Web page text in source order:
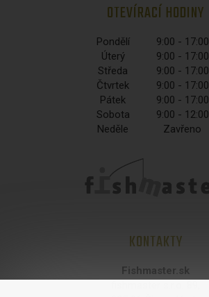
OTEVÍRACÍ HODINY
Pondělí
9:00 - 17:00
Úterý
9:00 - 17:00
Středa
9:00 - 17:00
Čtvrtek
9:00 - 17:00
Pátek
9:00 - 17:00
Sobota
9:00 - 12:00
Neděle
Zavřeno
KONTAKTY
Fishmaster.sk